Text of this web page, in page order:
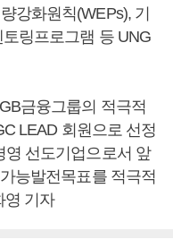
강화원칙(WEPs), 기
링프로그램 등 UNG
금융그룹의 적극적
LEAD 회원으로 선정
영 선도기업으로서 앞
능발전목표를 적극적
영 기자